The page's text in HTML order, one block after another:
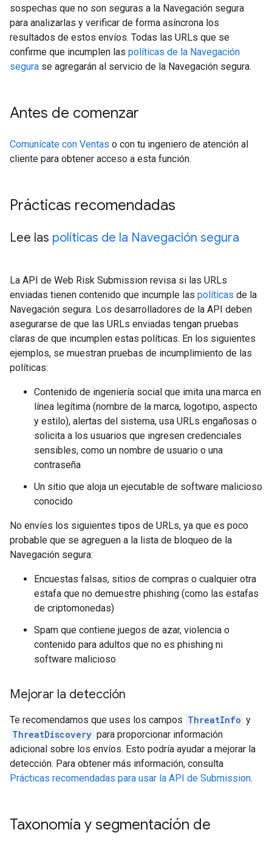
sospechas que no son seguras a la Navegación segura
para analizarlas y verificar de forma asíncrona los
resultados de estos envíos. Todas las URLs que se
confirme que incumplen las políticas de la Navegación
segura se agregarán al servicio de la Navegación segura.
Antes de comenzar
Comunícate con Ventas o con tu ingeniero de atención al
cliente para obtener acceso a esta función.
Prácticas recomendadas
Lee las políticas de la Navegación segura
La API de Web Risk Submission revisa si las URLs
enviadas tienen contenido que incumple las políticas de la
Navegación segura. Los desarrolladores de la API deben
asegurarse de que las URLs enviadas tengan pruebas
claras de que incumplen estas políticas. En los siguientes
ejemplos, se muestran pruebas de incumplimiento de las
políticas:
Contenido de ingeniería social que imita una marca en
línea legítima (nombre de la marca, logotipo, aspecto
y estilo), alertas del sistema, usa URLs engañosas o
solicita a los usuarios que ingresen credenciales
sensibles, como un nombre de usuario o una
contraseña
Un sitio que aloja un ejecutable de software malicioso
conocido
No envíes los siguientes tipos de URLs, ya que es poco
probable que se agreguen a la lista de bloqueo de la
Navegación segura:
Encuestas falsas, sitios de compras o cualquier otra
estafa que no demuestre phishing (como las estafas
de criptomonedas)
Spam que contiene juegos de azar, violencia o
contenido para adultos que no es phishing ni
software malicioso
Mejorar la detección
Te recomendamos que uses los campos ThreatInfo y
ThreatDiscovery para proporcionar información
adicional sobre los envíos. Esto podría ayudar a mejorar la
detección. Para obtener más información, consulta
Prácticas recomendadas para usar la API de Submission.
Taxonomía y segmentación de